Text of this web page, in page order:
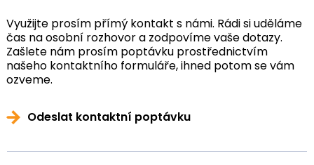
Využijte prosím přímý kontakt s námi. Rádi si uděláme
čas na osobní rozhovor a zodpovíme vaše dotazy.
Zašlete nám prosím poptávku prostřednictvím
našeho kontaktního formuláře, ihned potom se vám
ozveme.
Odeslat kontaktní poptávku